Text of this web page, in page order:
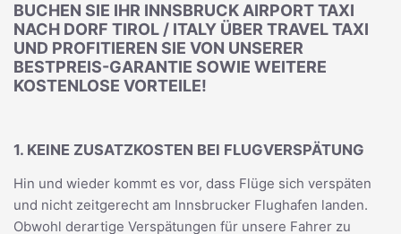
BUCHEN SIE IHR INNSBRUCK AIRPORT TAXI
NACH DORF TIROL / ITALY ÜBER TRAVEL TAXI
UND PROFITIEREN SIE VON UNSERER
BESTPREIS-GARANTIE SOWIE WEITERE
KOSTENLOSE VORTEILE!
1. KEINE ZUSATZKOSTEN BEI FLUGVERSPÄTUNG
Hin und wieder kommt es vor, dass Flüge sich verspäten
und nicht zeitgerecht am Innsbrucker Flughafen landen.
Obwohl derartige Verspätungen für unsere Fahrer zu